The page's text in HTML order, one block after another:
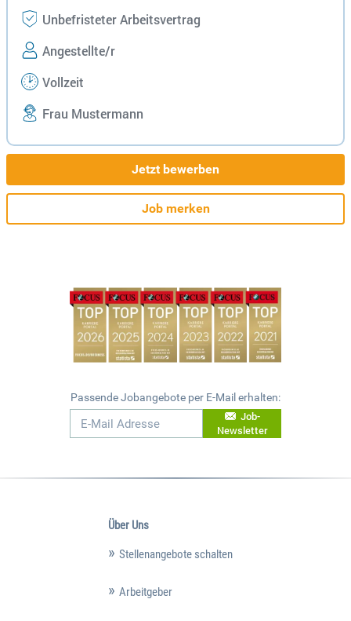
Unbefristeter Arbeitsvertrag
Angestellte/r
Vollzeit
Frau Mustermann
Jetzt bewerben
Job merken
Passende Jobangebote per E-Mail erhalten:
Job-
Newsletter
Über Uns
Stellenangebote schalten
Arbeitgeber